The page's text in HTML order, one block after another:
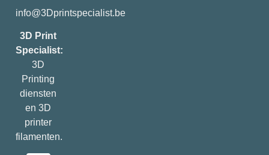
info@3Dprintspecialist.be
3D Print
Specialist:
3D
Printing
diensten
en 3D
printer
filamenten.